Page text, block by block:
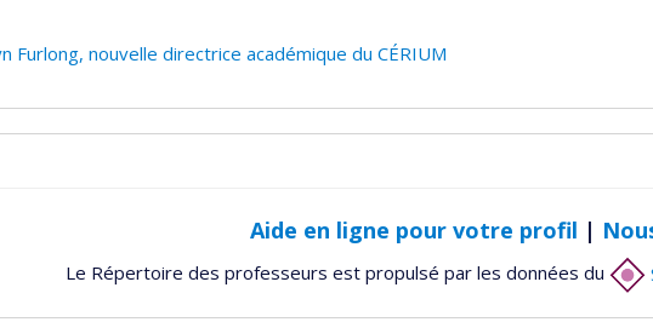
Furlong, nouvelle directrice académique du CÉRIUM
Aide en ligne pour votre profil |
Le Répertoire des professeurs est propulsé par les données du